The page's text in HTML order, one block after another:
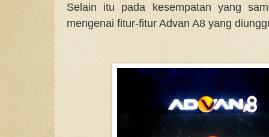
Selain itu pada kesempatan yang
mengenai fitur-fitur Advan A8 yang